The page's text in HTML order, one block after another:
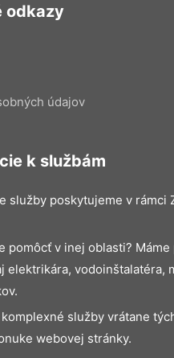
odkazy
údajov
k službám
služby poskytujeme v rámci
pomôcť v inej oblasti? Máme
elektrikára, vodoinštalatéra,
služby vrátane
webovej stránky.